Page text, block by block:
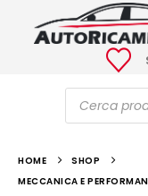
Ricerca
prodotti
HOME
SHOP
MECCANICA E